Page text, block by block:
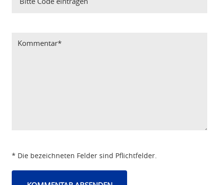
* Die bezeichneten Felder sind Pflichtfelder.